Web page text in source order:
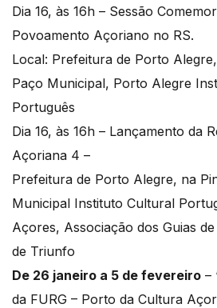
Dia 16, às 16h – Sessão
Povoamento Açoriano no RS.
Local: Prefeitura de Porto
Paço Municipal, Porto Alegre
Português
Dia 16, às 16h – Lançamento da
Açoriana 4 –
Prefeitura de Porto Alegre, na
Municipal Instituto Cultural
Açores, Associação dos Guias
de Triunfo
De 26 janeiro a 5 de fevereiro –
da FURG – Porto da Cultura